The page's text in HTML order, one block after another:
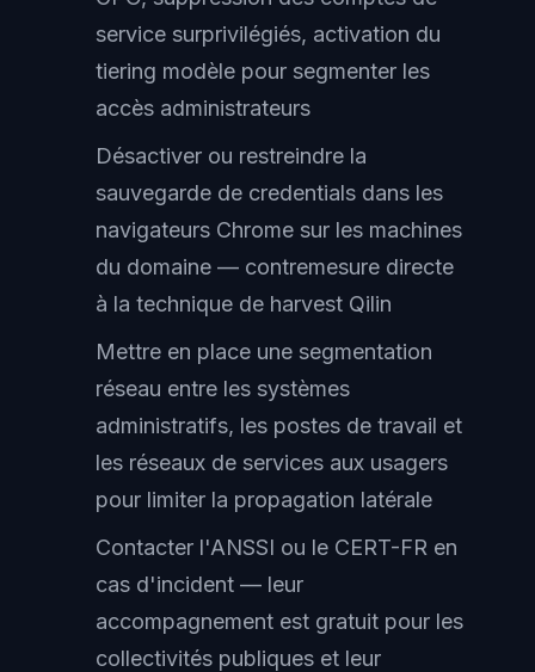
service surprivilégiés, activation du
tiering modèle pour segmenter les
accès administrateurs
Désactiver ou restreindre la
sauvegarde de credentials dans les
navigateurs Chrome sur les machines
du domaine — contremesure directe
à la technique de harvest Qilin
Mettre en place une segmentation
réseau entre les systèmes
administratifs, les postes de travail et
les réseaux de services aux usagers
pour limiter la propagation latérale
Contacter l'ANSSI ou le CERT-FR en
cas d'incident — leur
accompagnement est gratuit pour les
collectivités publiques et leur